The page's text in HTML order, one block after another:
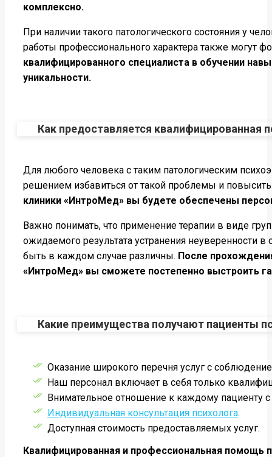
комплексно.
При наличии такого патологического состояния у
работы профессионального характера также могут
квалифицированного специалиста в обучении
уникальности.
Как предоставляется квалифицированная
Для любого человека с таким патологическим
решением избавиться от такой проблемы и
клиники «ИнтроМед» вы будете обеспечены
Важно понимать, что применение терапии в виде
ожидаемого результата устранения неуверенности
быть в каждом случае различны. После
«ИнтроМед» вы сможете постепенно выстроить
Какие преимущества получают пациенты
Оказание широкого перечня услуг с
Наш персонал включает в себя только
Внимательное отношение к каждому пациенту
Индивидуальная консультация психолога.
Доступная стоимость предоставляемых услуг.
Квалифицированная и профессиональная помощь